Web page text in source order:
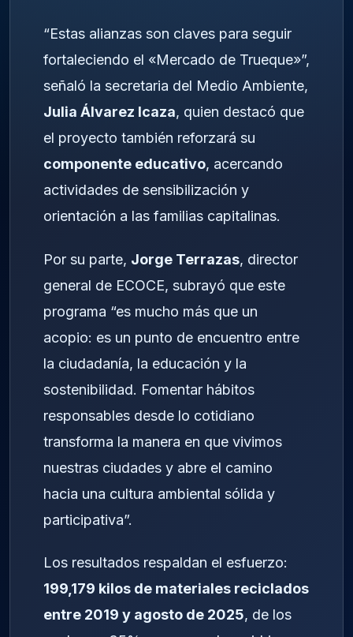
“Estas alianzas son claves para seguir
fortaleciendo el «Mercado de Trueque»”,
señaló la secretaria del Medio Ambiente,
Julia Álvarez Icaza, quien destacó que
el proyecto también reforzará su
componente educativo, acercando
actividades de sensibilización y
orientación a las familias capitalinas.
Por su parte, Jorge Terrazas, director
general de ECOCE, subrayó que este
programa “es mucho más que un
acopio: es un punto de encuentro entre
la ciudadanía, la educación y la
sostenibilidad. Fomentar hábitos
responsables desde lo cotidiano
transforma la manera en que vivimos
nuestras ciudades y abre el camino
hacia una cultura ambiental sólida y
participativa”.
Los resultados respaldan el esfuerzo:
199,179 kilos de materiales reciclados
entre 2019 y agosto de 2025, de los